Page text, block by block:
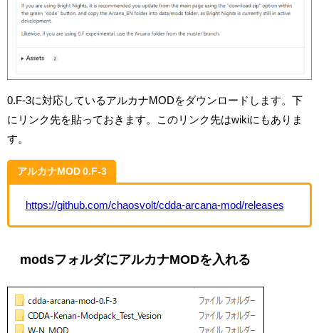
0.F-3に対応しているアルカナMODをダウンロードします。下
にリンク先を貼っておきます。このリンク先はwikiにもありま
す。
アルカナMOD 0.F-3
https://github.com/chaosvolt/cdda-arcana-mod/releases
modsフォルダにアルカナMODを入れる